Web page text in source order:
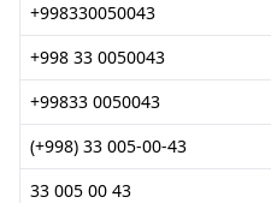
+998330050043
+998 33 0050043
+99833 0050043
(+998) 33 005-00-43
33 005 00 43